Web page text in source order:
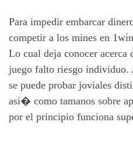
Para impedir embarcar
competir a los mines en
Lo cual deja conocer acerca
juego falto riesgo individuo.
se puede probar joviales
asi� como tamanos sobre
por el principio funciona